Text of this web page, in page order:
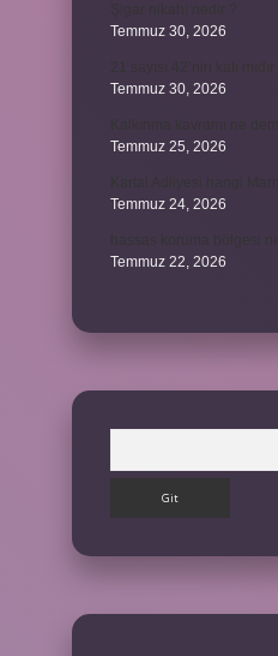
Temmuz 30, 2026
Temmuz 30, 2026
Temmuz 25, 2026
Temmuz 24, 2026
Temmuz 22, 2026